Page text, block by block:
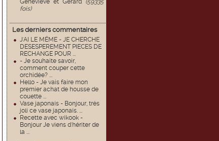
Geneviève et Gérard (59335
fois)
Les derniers commentaires
J'AI LE MËME - JE CHERCHE
DESESPEREMENT PIECES DE
RECHANGE POUR ...
- Je souhaite savoir,
comment couper cette
orchidée? ...
Hello - Je vais faire mon
premier achat de housse de
couette ...
Vase japonais - Bonjour, très
joli ce vase japonais. ...
Recette avec wikook -
Bonjour Je viens d'hériter de
la ...